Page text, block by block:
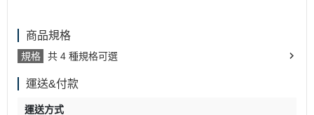
商品規格
規格 共 4 種規格可選
運送&付款
運送方式